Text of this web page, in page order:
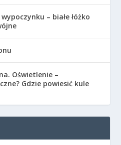
– białe łóżko
Oświetlenie –
Gdzie powiesić kule